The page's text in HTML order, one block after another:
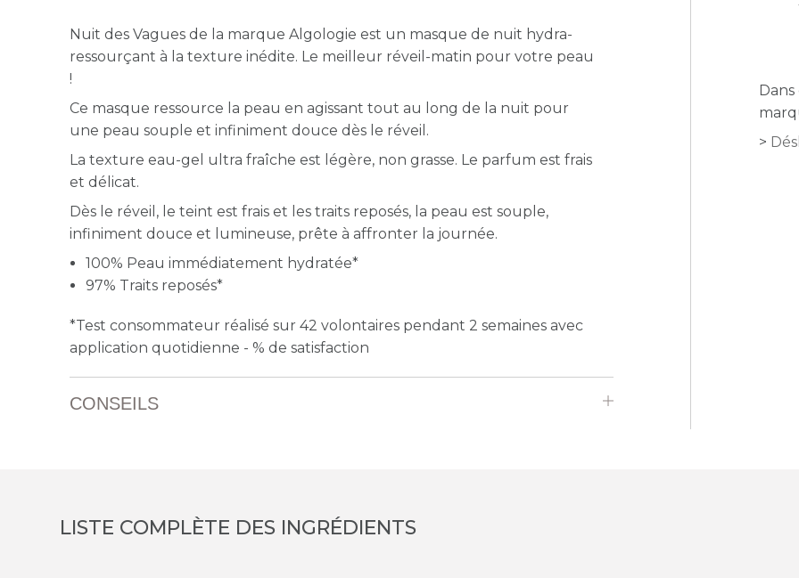
Nuit des Vagues de la marque Algologie est un masque de nuit hydra-
ressourçant à la texture inédite. Le meilleur réveil-matin pour votre peau
!
Ce masque ressource la peau en agissant tout au long de la nuit pour
une peau souple et infiniment douce dès le réveil.
La texture eau-gel ultra fraîche est légère, non grasse. Le parfum est frais
et délicat.
Dès le réveil, le teint est frais et les traits reposés, la peau est souple,
infiniment douce et lumineuse, prête à affronter la journée.
100% Peau immédiatement hydratée*
97% Traits reposés*
*Test consommateur réalisé sur 42 volontaires pendant 2 semaines avec
application quotidienne - % de satisfaction
CONSEILS
LISTE COMPLÈTE DES INGRÉDIENTS